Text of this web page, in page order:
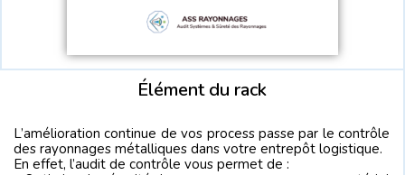
Élément du rack
L’amélioration continue de vos process passe par le contrôle
des rayonnages métalliques dans votre entrepôt logistique.
En effet, l’audit de contrôle vous permet de :